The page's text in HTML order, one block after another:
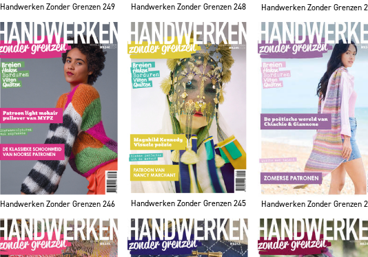
Handwerken Zonder Grenzen 249 Handwerken Zonder Grenzen 248 Handwerken Zonder Grenzen
Handwerken Zonder Grenzen 246 Handwerken Zonder Grenzen 245 Handwerken Zonder Grenzen